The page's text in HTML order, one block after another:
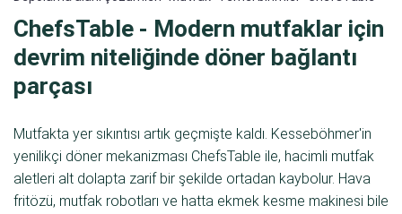
ChefsTable - Modern mutfaklar için
devrim niteliğinde döner bağlantı
parçası
Mutfakta yer sıkıntısı artık geçmişte kaldı. Kesseböhmer'in
yenilikçi döner mekanizması ChefsTable ile, hacimli mutfak
aletleri alt dolapta zarif bir şekilde ortadan kaybolur. Hava
fritözü, mutfak robotları ve hatta ekmek kesme makinesi bile